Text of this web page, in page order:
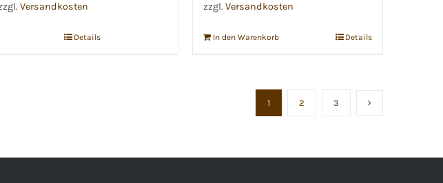
Versandkosten
Details
zzgl. Versandkosten
In den Warenkorb Details
1 2 3